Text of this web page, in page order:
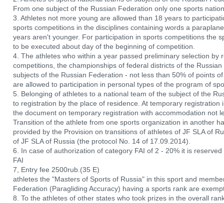
From one subject of the Russian Federation only one sports
3. Athletes not more young are allowed than 18 years to
sports competitions in the disciplines containing words a
years aren't younger. For participation in sports competitions the
to be executed about day of the beginning of competition.
4. The athletes who within a year passed preliminary selection by
competitions, the championships of federal districts of the
subjects of the Russian Federation - not less than 50% of points
are allowed to participation in personal types of the program of
5. Belonging of athletes to a national team of the subject of the
to registration by the place of residence. At temporary
the document on temporary registration with accommodation not
Transition of the athlete from one sports organization in another
provided by the Provision on transitions of athletes of JF SLA of
of JF SLA of Russia (the protocol No. 14 of 17.09.2014).
6. In case of authorization of category FAI of 2 - 20% it is
FAI
7, Entry fee 2500rub.(35 E)
athletes the "Masters of Sports of Russia" in this sport and
Federation (Paragliding Accuracy) having a sports rank are
8. To the athletes of other states who took prizes in the overall